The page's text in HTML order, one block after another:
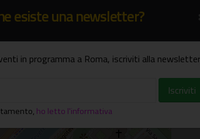
esiste una newsletter?
in programma a Roma, iscriviti alla
, ho letto l'informativa